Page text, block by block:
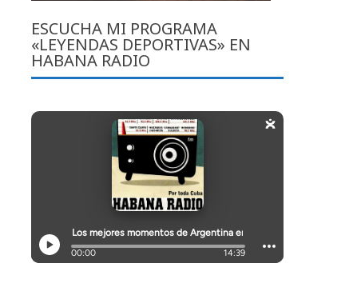
ESCUCHA MI PROGRAMA
«LEYENDAS DEPORTIVAS» EN
HABANA RADIO